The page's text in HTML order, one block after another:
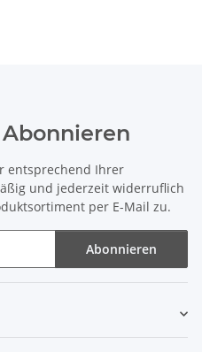
entsprechend Ihrer
und jederzeit widerruflich
per E-Mail zu.
Abonnieren